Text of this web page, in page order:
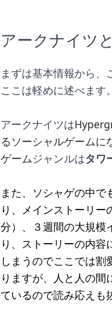
アークナイツ
まずは基本情報から、
ここは軽めに述べます。
アークナイツは
るソーシャルゲームに
ゲームジャンルはタワ
また、ソシャゲの中
り、メインストーリ
分）、３週間の大規模
り、ストーリーの内
しまうのでここでは
りますが、人と人の
ているので読み応えも